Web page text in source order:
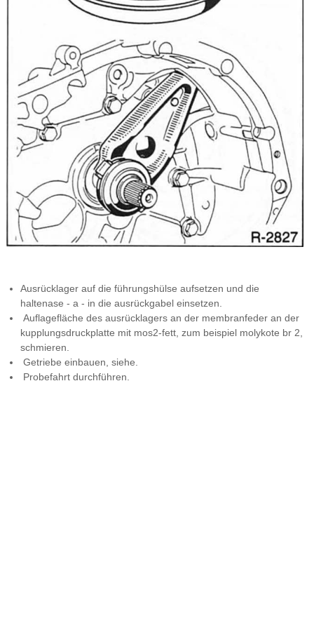
Ausrücklager auf die führungshülse aufsetzen und die
haltenase - a - in die ausrückgabel einsetzen.
Auflagefläche des ausrücklagers an der membranfeder an der
kupplungsdruckplatte mit mos2-fett, zum beispiel molykote br 2,
schmieren.
Getriebe einbauen, siehe.
Probefahrt durchführen.